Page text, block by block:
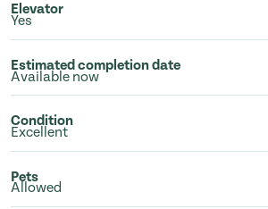
Elevator
Yes
Estimated completion date
Available now
Condition
Excellent
Pets
Allowed